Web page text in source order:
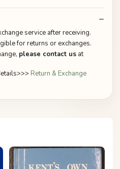
service after receiving.
for returns or exchanges.
please contact us at
Return & Exchange